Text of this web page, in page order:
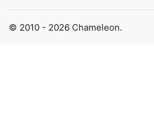
© 2010 - 2026 Chameleon.